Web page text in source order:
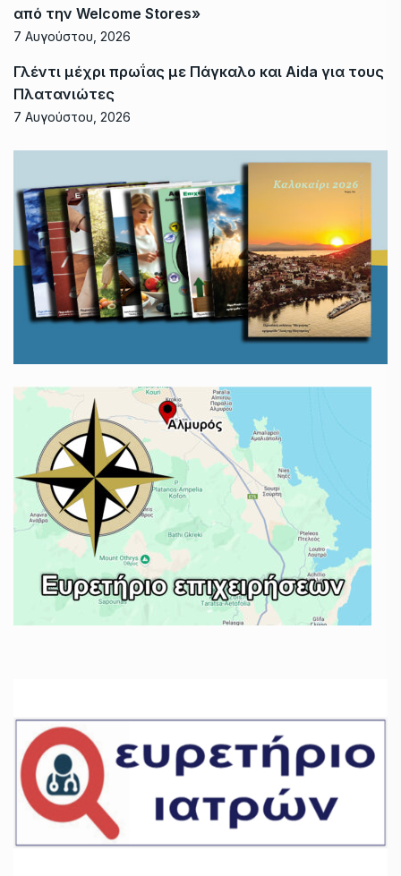
από την Welcome Stores»
7 Αυγούστου, 2026
Γλέντι μέχρι πρωΐας με Πάγκαλο και Aida για τους
Πλατανιώτες
7 Αυγούστου, 2026